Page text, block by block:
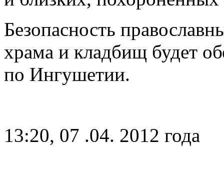
Безопасность
храма и кладбищ будет
по Ингушетии.
13:20, 07 .04. 2012 года